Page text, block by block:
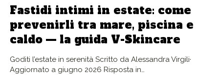
Fastidi intimi in estate: come
prevenirli tra mare, piscina e
caldo — la guida V-Skincare
Goditi l’estate in serenità Scritto da Alessandra Virgili·
Aggiornato a giugno 2026 Risposta in…